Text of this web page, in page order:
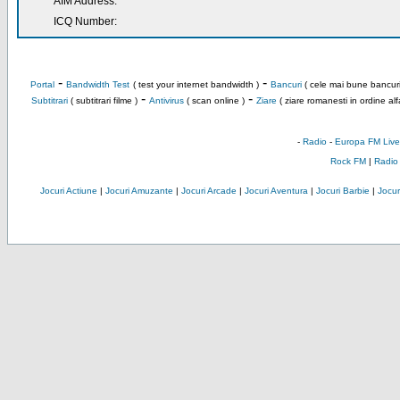
ICQ Number:
Portal- Bandwidth Test ( test your internet bandwidth )- Bancuri( cele mai bune
Subtitrari( subtitrari filme )- Antivirus( scan online )- Ziare ( ziare romanesti in ordine
- Radio- Europa FM Live
Rock FM| Radio
Jocuri Actiune | Jocuri Amuzante | Jocuri Arcade | Jocuri Aventura | Jocuri Barbie |